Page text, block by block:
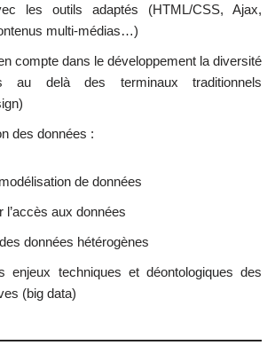
les outils adaptés (HTML/CSS, Ajax,
multi-médias…)
compte dans le développement la diversité
au delà des terminaux traditionnels
des données :
de données
l’accès aux données
données hétérogènes
enjeux techniques et déontologiques des
(big data)